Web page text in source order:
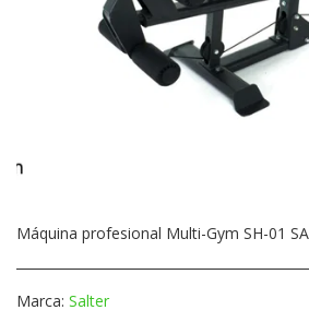
Máquina profesional Multi-Gym SH-01
Marca: Salter